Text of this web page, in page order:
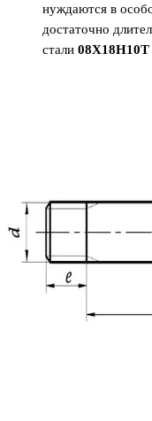
нуждаются в
достаточно
стали 08Х18Н10Т